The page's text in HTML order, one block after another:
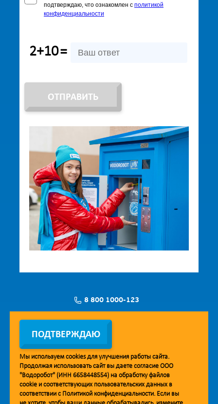
подтверждаю, что ознакомлен с политикой
конфиденциальности
2+10=
ОТПРАВИТЬ
8 800 1000-123
Заявка на установку
Мобильное приложение Vodorobot
ПОДТВЕРЖДАЮ
Мы используем cookiesдля улучшения работы сайта.
Продолжая использовать сайт вы даете согласие ООО
"Водоробот" (ИНН 6658448554) на обработку файлов
cookie и соответствующих пользовательских данных в
соответствии с Политикой конфиденциальности. Если вы